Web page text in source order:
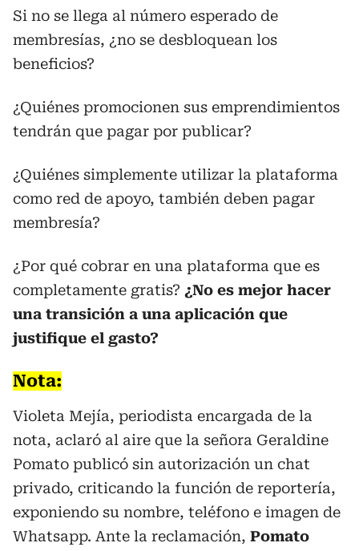
Si no se llega al número esperado de
membresías, ¿no se desbloquean los
beneficios?
¿Quiénes promocionen sus emprendimientos
tendrán que pagar por publicar?
¿Quiénes simplemente utilizar la plataforma
como red de apoyo, también deben pagar
membresía?
¿Por qué cobrar en una plataforma que es
completamente gratis? ¿No es mejor hacer
una transición a una aplicación que
justifique el gasto?
Nota:
Violeta Mejía, periodista encargada de la
nota, aclaró al aire que la señora Geraldine
Pomato publicó sin autorización un chat
privado, criticando la función de reportería,
exponiendo su nombre, teléfono e imagen de
Whatsapp. Ante la reclamación, Pomato